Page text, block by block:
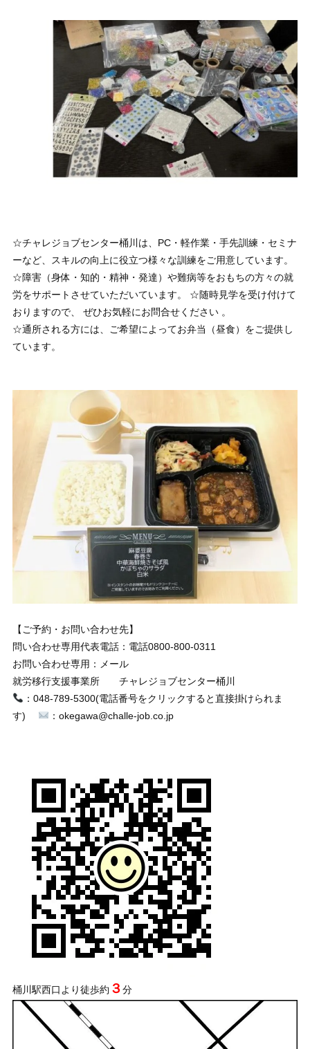
☆チャレジョブセンター桶川は、PC・軽作業・手先訓練・セミナ
ーなど、スキルの向上に役立つ様々な訓練をご用意しています。
☆障害（身体・知的・精神・発達）や難病等をおもちの方々の就
労をサポートさせていただいています。 ☆随時見学を受け付けて
おりますので、 ぜひお気軽にお問合せください 。
☆通所される方には、ご希望によってお弁当（昼食）をご提供し
ています。
【ご予約・お問い合わせ先】
問い合わせ専用代表電話：電話0800-800-0311
お問い合わせ専用：メール
就労移行支援事業所 チャレジョブセンター桶川
：048-789-5300(電話番号をクリックすると直接掛けられま
す)
：okegawa@challe-job.co.jp
桶川駅西口より徒歩約 ３分